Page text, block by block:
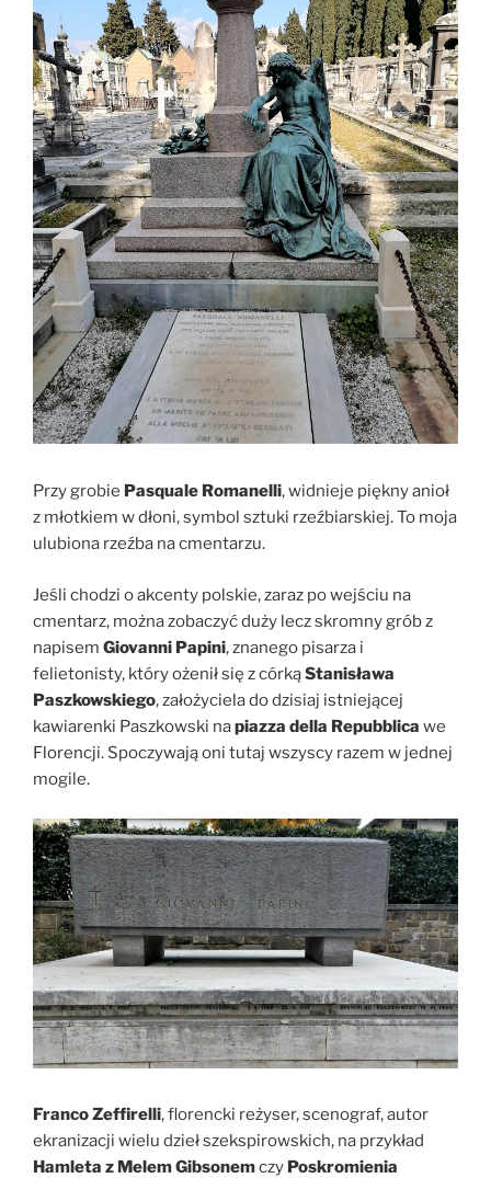
Przy grobie Pasquale Romanelli, widnieje piękny anioł
z młotkiem w dłoni, symbol sztuki rzeźbiarskiej. To moja
ulubiona rzeźba na cmentarzu.
Jeśli chodzi o akcenty polskie, zaraz po wejściu na
cmentarz, można zobaczyć duży lecz skromny grób z
napisem Giovanni Papini, znanego pisarza i
felietonisty, który ożenił się z córkąStanisława
Paszkowskiego, założyciela do dzisiaj istniejącej
kawiarenki Paszkowski napiazza della Repubblica we
Florencji. Spoczywają oni tutaj wszyscy razem w jednej
mogile.
Franco Zeffirelli, florencki reżyser, scenograf, autor
ekranizacji wielu dzieł szekspirowskich, na przykład
Hamleta z Melem Gibsonemczy Poskromienia